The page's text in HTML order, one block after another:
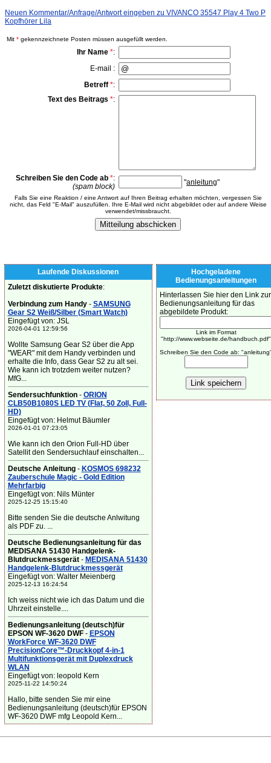
Neuen Kommentar/Anfrage/Antwort eingeben zu VIVANCO 35547 Play 4 Two P
Kopfhörer Lila
Mit * gekennzeichnete Posten müssen ausgefüllt werden.
Ihr Name *:
E-mail :
Betreff *:
Text des Beitrags *:
Schreiben Sie den Code ab *:
(spam block)
"anleitung"
Falls Sie eine Reaktion / eine Antwort auf Ihren Beitrag erhalten möchten, vergessen Sie
nicht, das Feld "E-Mail" auszufüllen. Ihre E-Mail wird nicht abgebildet oder auf andere Weise
verwendet/missbraucht.
Laufende Diskussionen
Zuletzt diskutierte Produkte:
Verbindung zum Handy- SAMSUNG
Gear S2 Weiß/Silber (Smart Watch)
Eingefügt von: JSL
2026-04-01 12:59:56
Wollte Samsung Gear S2 über die App
"WEAR" mit dem Handy verbinden und
erhalte die Info, dass Gear S2 zu alt sei.
Wie kann ich trotzdem weiter nutzen?
MfG...
Sendersuchfunktion- ORION
CLB50B1080S LED TV (Flat, 50 Zoll, Full-
HD)
Eingefügt von: Helmut Bäumler
2026-01-01 07:23:05
Wie kann ich den Orion Full-HD über
Satellit den Sendersuchlauf einschalten...
Deutsche Anleitung- KOSMOS 698232
Zauberschule Magic - Gold Edition
Mehrfarbig
Eingefügt von: Nils Münter
2025-12-25 15:15:40
Bitte senden Sie die deutsche Anlwitung
als PDF zu. ...
Deutsche Bedienungsanleitung für das
MEDISANA 51430 Handgelenk-
Blutdruckmessgerät- MEDISANA 51430
Handgelenk-Blutdruckmessgerät
Eingefügt von: Walter Meienberg
2025-12-13 16:24:54
Ich weiss nicht wie ich das Datum und die
Uhrzeit einstelle....
Bedienungsanleitung (deutsch)für
EPSON WF-3620 DWF- EPSON
WorkForce WF-3620 DWF
PrecisionCore™-Druckkopf 4-in-1
Multifunktionsgerät mit Duplexdruck
WLAN
Eingefügt von: leopold Kern
2025-11-22 14:50:24
Hallo, bitte senden Sie mir eine
Bedienungsanleitung (deutsch)für EPSON
WF-3620 DWF mfg Leopold Kern...
Hochgeladene
Bedienungsanleitungen
Hinterlassen Sie hier den Link zur
Bedienungsanleitung für das
abgebildete Produkt:
Link im Format
"http://www.webseite.de/handbuch.pdf"
Schreiben Sie den Code ab: